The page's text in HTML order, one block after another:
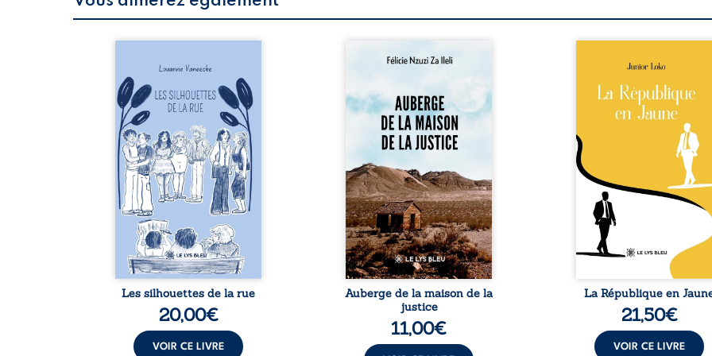
donne la parole à six
personnages ordinaires,
traversés par des pensées,
des émotions et des silences
qui pourraient appartenir à
chacun de nous. À travers
leurs parcours, ce roman
invite à porter un regard
différent sur celles et ceux
qui nous entourent, à deviner
ce qui se cache derrière les
apparences et à s’ouvrir au
fourmillement sensible de
notre ...
Les silhouettes de la rue
20,00€
VOIR CE LIVRE
Auberge de la maison de la
parcours exemplaire de
Mbala Zi Nkuaku Lema Félix.
Magistrat intègre, fervent
défenseur des droits
humains et de
l’indépendance judiciaire, il
voit sa carrière de trente-
quatre ans brutalement
brisée par une révocation
arbitraire en 2009, plongeant
sa vie dans un chaos
matériel et moral. À ...
Auberge de la maison de la
justice
11,00€
Congo, la naissance
jumeaux de races
bouleverse l’ordre
Senior est Noir et Junior
Blanc, bien que nés
couple de Noirs. Très
l’événement attire les
internationaux et
le bébé blanc en une
emblématique
investie, selon certains,
mission
Cependant, sous couvert
La République en
21,50€
VOIR CE LIVRE